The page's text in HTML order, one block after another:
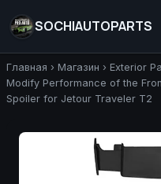
SOCHIAUTOPARTS
Главная › Магазин › Exterior
Modify Performance of the
Spoiler for Jetour Traveler T2